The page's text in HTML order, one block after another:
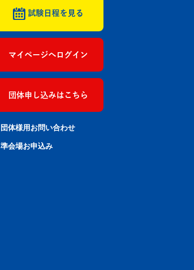
試験日程を見る
マイページへログイン
団体申し込みはこちら
団体様用お問い合わせ
準会場お申込み